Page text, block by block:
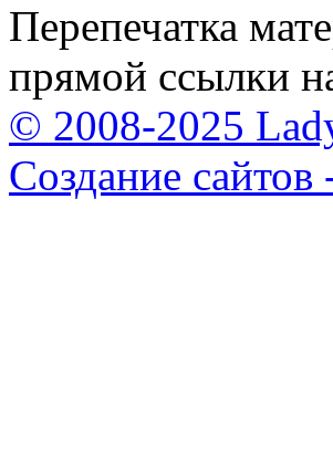
Перепечатка
прямой ссылки
© 2008-2025
Создание